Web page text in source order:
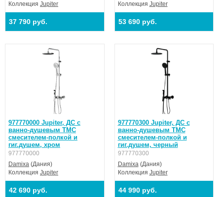
Коллекция Jupiter
37 790 руб.
Коллекция Jupiter
53 690 руб.
977770000 Jupiter, ДС с
ванно-душевым ТМС
смесителем-полкой и
гиг.душем, хром
977770000
Damixa (Дания)
Коллекция Jupiter
42 690 руб.
977770300 Jupiter, ДС с
ванно-душевым ТМС
смесителем-полкой и
гиг.душем, черный
977770300
Damixa(Дания)
Коллекция Jupiter
44 990 руб.